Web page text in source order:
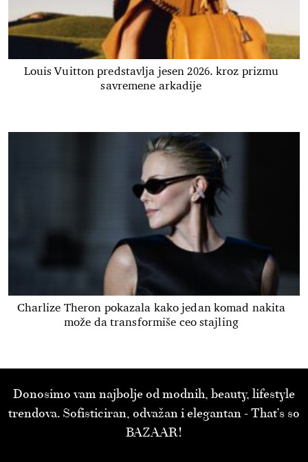
Louis Vuitton predstavlja jesen 2026. kroz prizmu
savremene arkadije
Charlize Theron pokazala kako jedan komad nakita
može da transformiše ceo stajling
Donosimo vam najbolje od modnih, beauty, lifestyle
trendova. Sofisticiran, odvažan i elegantan - That’s so
BAZAAR!